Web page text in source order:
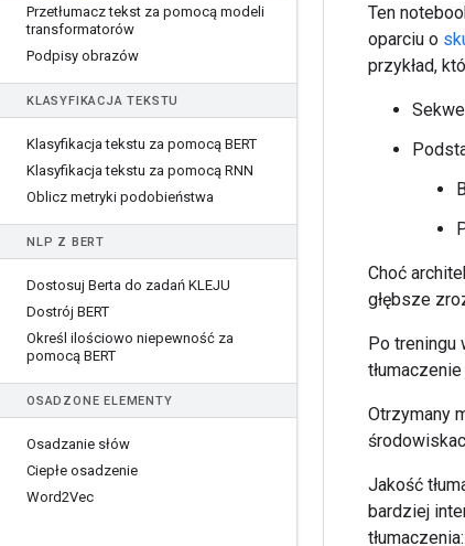
Przetłumacz tekst za pomocą modeli
transformatorów
Podpisy obrazów
KLASYFIKACJA TEKSTU
Klasyfikacja tekstu za pomocą BERT
Klasyfikacja tekstu za pomocą RNN
Oblicz metryki podobieństwa
NLP Z BERT
Dostosuj Berta do zadań KLEJU
Dostrój BERT
Określ ilościowo niepewność za
pomocą BERT
OSADZONE ELEMENTY
Osadzanie słów
Ciepłe osadzenie
Word2Vec
Ten
oparciu o
przykład,
Choć
głębsze
Po treningu
tłumaczenie
Otrzymany
Jakość
bardziej
tłumaczenia: